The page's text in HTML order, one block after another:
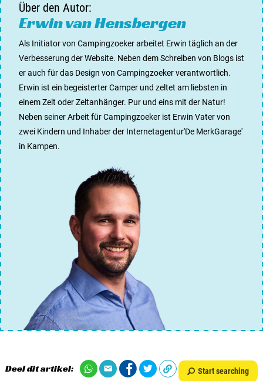
Über den Autor:
Erwin van Hensbergen
Als Initiator von Campingzoeker arbeitet Erwin täglich an der
Verbesserung der Website. Neben dem Schreiben von Blogs ist
er auch für das Design von Campingzoeker verantwortlich.
Erwin ist ein begeisterter Camper und zeltet am liebsten in
einem Zelt oder Zeltanhänger. Pur und eins mit der Natur!
Neben seiner Arbeit für Campingzoeker ist Erwin Vater von
zwei Kindern und Inhaber der Internetagentur'De MerkGarage'
in Kampen.
Deel dit artikel: Start searching